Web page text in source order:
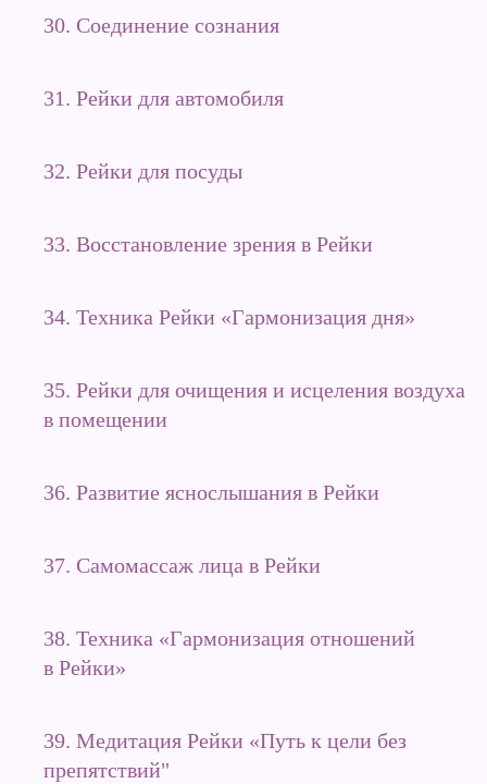
30. Соединение сознания
31. Рейки для автомобиля
32. Рейки для посуды
33. Восстановление зрения в Рейки
34. Техника Рейки «Гармонизация дня»
35. Рейки для очищения и исцеления воздуха
в помещении
36. Развитие яснослышания в Рейки
37. Самомассаж лица в Рейки
38. Техника «Гармонизация отношений
в Рейки»
39. Медитация Рейки «Путь к цели без
препятствий"